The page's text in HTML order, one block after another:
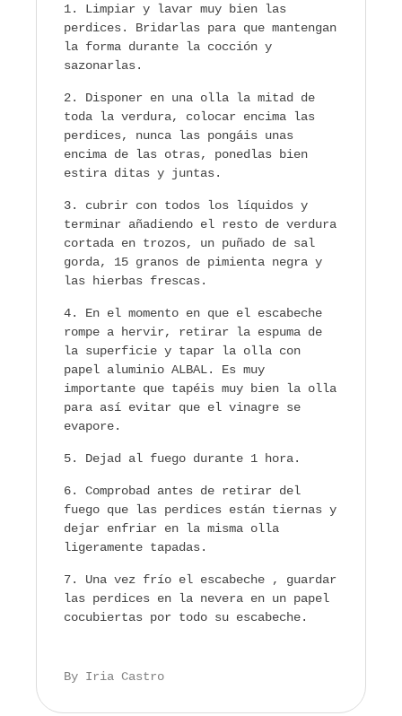
Limpiar y lavar muy bien las
perdices. Bridarlas para que mantengan
la forma durante la cocción y
sazonarlas.
Disponer en una olla la mitad de
toda la verdura, colocar encima las
perdices, nunca las pongáis unas
encima de las otras, ponedlas bien
estira ditas y juntas.
cubrir con todos los líquidos y
terminar añadiendo el resto de verdura
cortada en trozos, un puñado de sal
gorda, 15 granos de pimienta negra y
las hierbas frescas.
En el momento en que el escabeche
rompe a hervir, retirar la espuma de
la superficie y tapar la olla con
papel aluminio ALBAL. Es muy
importante que tapéis muy bien la olla
para así evitar que el vinagre se
evapore.
Dejad al fuego durante 1 hora.
Comprobad antes de retirar del
fuego que las perdices están tiernas y
dejar enfriar en la misma olla
ligeramente tapadas.
Una vez frío el escabeche , guardar
las perdices en la nevera en un papel
cocubiertas por todo su escabeche.
By Iria Castro